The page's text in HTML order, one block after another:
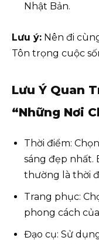
Nhật Bản.
Lưu ý: Nên đi
Tôn trọng cuộc
Lưu Ý Quan
“Những Nơi
Thời điểm:
sáng đẹp nhất.
thường là thời
Trang phục:
phong cách
Đạo cụ: Sử